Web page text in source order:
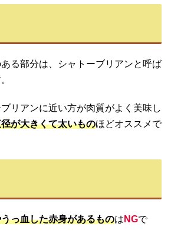
る部分は、シャトーブリアンと呼ば
リアンに近い方が肉質がよく美味し
が大きくて太いものほどオススメで
っ血した赤身があるものは NGで